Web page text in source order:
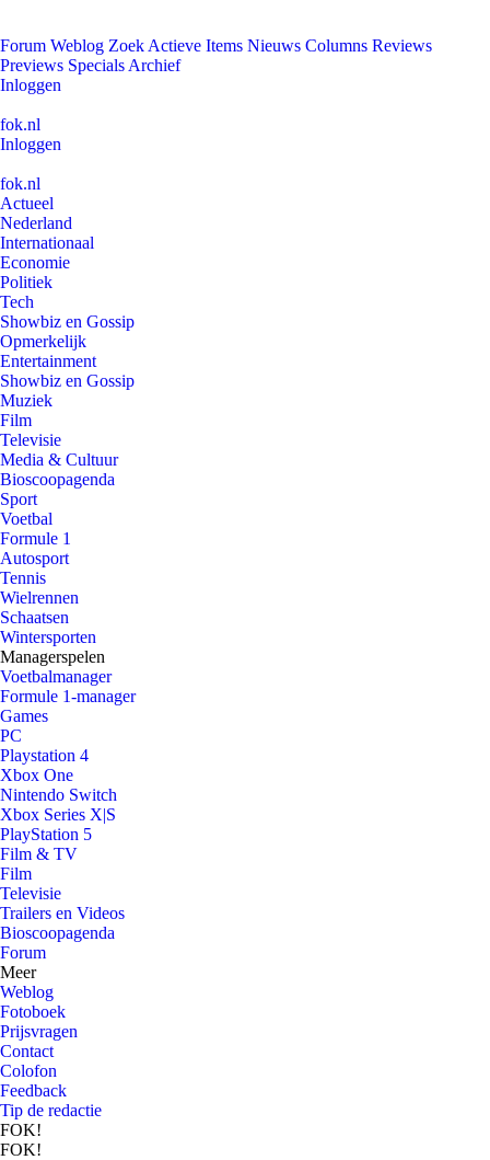
Forum Weblog Zoek Actieve Items Nieuws Columns Reviews
Previews Specials Archief
Inloggen
fok.nl
Inloggen
fok.nl
Actueel
Nederland
Internationaal
Economie
Politiek
Tech
Showbiz en Gossip
Opmerkelijk
Entertainment
Showbiz en Gossip
Muziek
Film
Televisie
Media & Cultuur
Bioscoopagenda
Sport
Voetbal
Formule 1
Autosport
Tennis
Wielrennen
Schaatsen
Wintersporten
Managerspelen
Voetbalmanager
Formule 1-manager
Games
PC
Playstation 4
Xbox One
Nintendo Switch
Xbox Series X|S
PlayStation 5
Film & TV
Film
Televisie
Trailers en Videos
Bioscoopagenda
Forum
Meer
Weblog
Fotoboek
Prijsvragen
Contact
Colofon
Feedback
Tip de redactie
FOK!
FOK!